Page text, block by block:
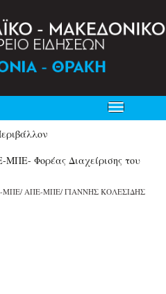
Toggle
navigation
Φορέας Διαχείρισης του
ΜΠΕ/ ΑΠΕ-ΜΠΕ/ ΓΙΑΝΝΗΣ ΚΟΛΕΣΙΔΗΣ